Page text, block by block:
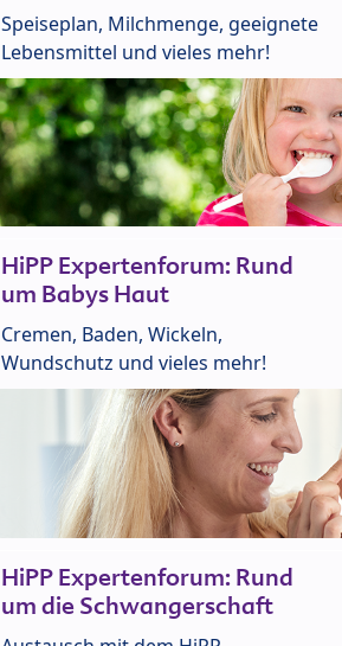
Speiseplan, Milchmenge, geeignete
Lebensmittel und vieles mehr!
HiPP Expertenforum: Rund
um Babys Haut
Cremen, Baden, Wickeln,
Wundschutz und vieles mehr!
HiPP Expertenforum: Rund
um die Schwangerschaft